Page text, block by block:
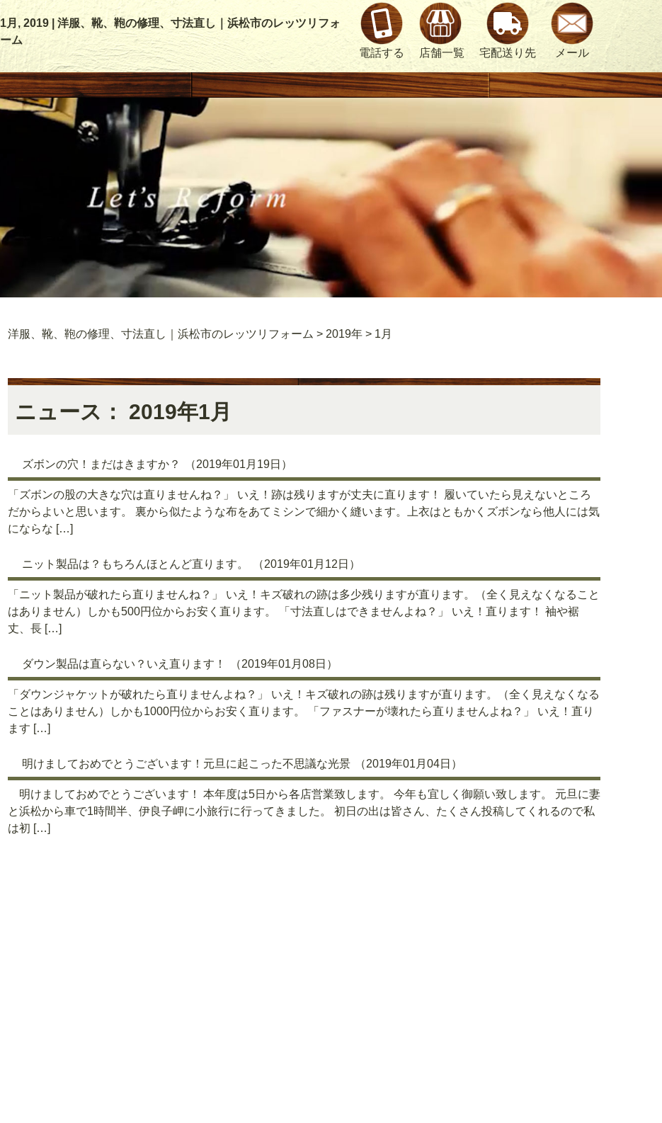
1月, 2019 | 洋服、靴、鞄の修理、寸法直し｜浜松市のレッツリフォ
ーム
電話する
店舗一覧 宅配送り先 メール
洋服、靴、鞄の修理、寸法直し｜浜松市のレッツリフォーム > 2019年> 1月
ニュース： 2019年1月
ズボンの穴！まだはきますか？ （2019年01月19日）
「ズボンの股の大きな穴は直りませんね？」 いえ！跡は残りますが丈夫に直ります！ 履いていたら見えないところ
だからよいと思います。 裏から似たような布をあてミシンで細かく縫います。上衣はともかくズボンなら他人には気
にならな […]
ニット製品は？もちろんほとんど直ります。 （2019年01月12日）
「ニット製品が破れたら直りませんね？」 いえ！キズ破れの跡は多少残りますが直ります。（全く見えなくなること
はありません）しかも500円位からお安く直ります。 「寸法直しはできませんよね？」 いえ！直ります！ 袖や裾
丈、長 […]
ダウン製品は直らない？いえ直ります！ （2019年01月08日）
「ダウンジャケットが破れたら直りませんよね？」 いえ！キズ破れの跡は残りますが直ります。（全く見えなくなる
ことはありません）しかも1000円位からお安く直ります。 「ファスナーが壊れたら直りませんよね？」 いえ！直り
ます […]
明けましておめでとうございます！元旦に起こった不思議な光景 （2019年01月04日）
明けましておめでとうございます！ 本年度は5日から各店営業致します。 今年も宜しく御願い致します。 元旦に妻
と浜松から車で1時間半、伊良子岬に小旅行に行ってきました。 初日の出は皆さん、たくさん投稿してくれるので私
は初 […]